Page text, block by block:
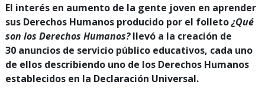
El interés en aumento de la gente joven en aprender
sus Derechos Humanos producido por el folleto¿Qué
son los Derechos Humanos?llevó a la creación de
30 anuncios de servicio público educativos, cada uno
de ellos describiendo uno de los Derechos Humanos
establecidos en la Declaración Universal.